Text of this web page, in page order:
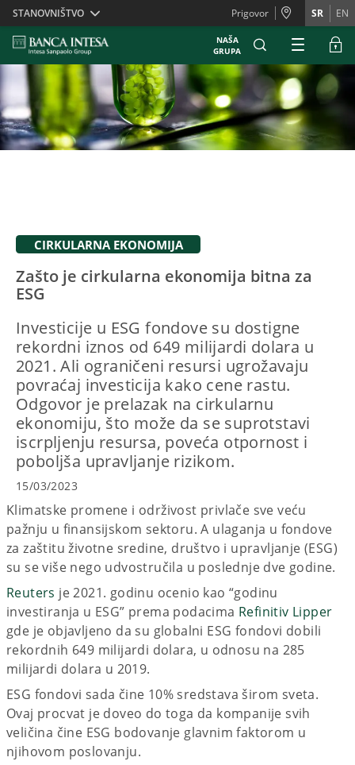
Skiplinks
STANOVNIŠTVO Prigovor SR EN
NAŠA
GRUPA
CIRKULARNA EKONOMIJA
Zašto je cirkularna ekonomija bitna za
ESG
Investicije u ESG fondove su dostigne
rekordni iznos od 649 milijardi dolara u
2021. Ali ograničeni resursi ugrožavaju
povraćaj investicija kako cene rastu.
Odgovor je prelazak na cirkularnu
ekonomiju, što može da se suprotstavi
iscrpljenju resursa, poveća otpornost i
poboljša upravljanje rizikom.
15/03/2023
Klimatske promene i održivost privlače sve veću
pažnju u finansijskom sektoru. A ulaganja u fondove
za zaštitu životne sredine, društvo i upravljanje (ESG)
su se više nego udvostručila u poslednje dve godine.
Reuters je 2021. godinu ocenio kao “godinu
investiranja u ESG” prema podacima Refinitiv Lipper
gde je objavljeno da su globalni ESG fondovi dobili
rekordnih 649 milijardi dolara, u odnosu na 285
milijardi dolara u 2019.
ESG fondovi sada čine 10% sredstava širom sveta.
Ovaj procvat je doveo do toga da kompanije svih
veličina čine ESG bodovanje glavnim faktorom u
njihovom poslovanju.